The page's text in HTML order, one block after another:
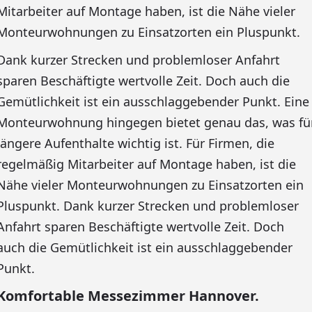
auf Montage haben, ist die Nähe vieler
zu Einsatzorten ein Pluspunkt.
kurzer Strecken und problemloser Anfahrt
Beschäftigte wertvolle Zeit. Doch auch die
ist ein ausschlaggebender Punkt. Eine
hingegen bietet genau das, was
Aufenthalte wichtig ist. Für Firmen, die
Mitarbeiter auf Montage haben, ist die
vieler Monteurwohnungen zu Einsatzorten ein
Dank kurzer Strecken und problemloser
sparen Beschäftigte wertvolle Zeit. Doch
die Gemütlichkeit ist ein ausschlaggebender
Messezimmer Hannover.